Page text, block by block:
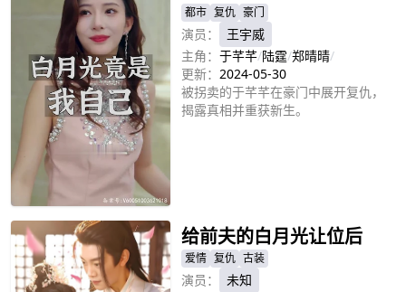
都市 复仇 豪门
演员：
王宇威
主角： 于芊芊/陆霆/郑晴晴/
更新： 2024-05-30
被拐卖的于芊芊在豪门中展开复仇，
揭露真相并重获新生。
给前夫的白月光让位后
爱情 复仇 古装
演员：
未知